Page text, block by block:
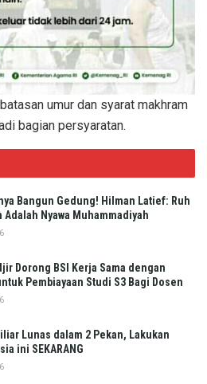
umur dan syarat makhram
bagian persyaratan.
Bangun Gedung! Hilman Latief: Ruh
Adalah Nyawa Muhammadiyah
Dorong BSI Kerja Sama dengan
Pembiayaan Studi S3 Bagi Dosen
Lunas dalam 2 Pekan, Lakukan
ini SEKARANG